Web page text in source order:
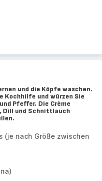
und die Köpfe waschen.
Kochhilfe und würzen Sie
Pfeffer. Die Crème
Dill und Schnittlauch
(je nach Größe zwischen